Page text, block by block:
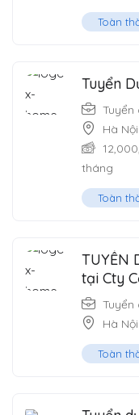
Toàn
Tuyển
Tuyển
Hà Nội
tháng
Toàn
TUYỂN
tại Cty
Tuyển
Hà Nội
Toàn